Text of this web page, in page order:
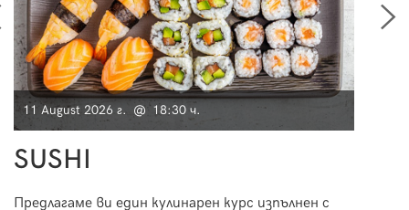
11 August 2026 г. @ 18:30 ч.
SUSHI
Предлагаме ви един кулинарен курс изпълнен с